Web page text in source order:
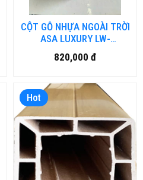
CỘT GỖ NHỰA NGOÀI TRỜI
ASA LUXURY LW-
LU100H40.DN
820,000 đ
Hot